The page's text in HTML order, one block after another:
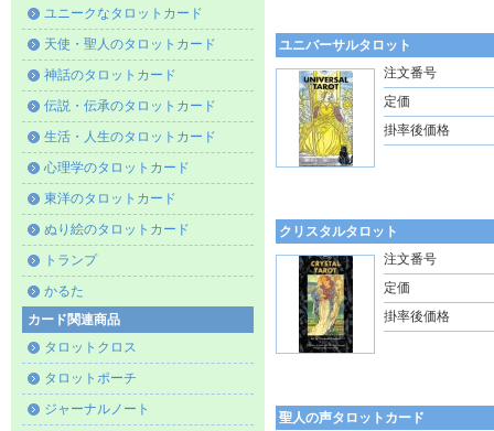
ユニークなタロットカード
天使・聖人のタロットカード
神話のタロットカード
伝説・伝承のタロットカード
生活・人生のタロットカード
心理学のタロットカード
東洋のタロットカード
ぬり絵のタロットカード
トランプ
かるた
カード関連商品
タロットクロス
タロットポーチ
ジャーナルノート
ユニバーサルタロット
注文番号
定価
掛率後価格
クリスタルタロット
注文番号
定価
掛率後価格
聖人の声タロットカード